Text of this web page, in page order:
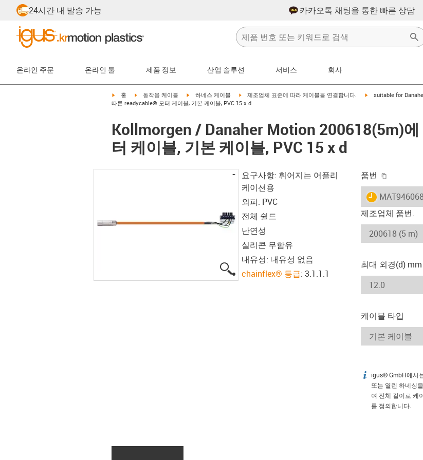
24시간 내 발송 가능 카카오톡 채팅을 통한 빠른 상담
온라인 주문 온라인 툴 제품 정보 산업 솔루션 서비스 회사
igus-icon-arrow-right
홈 igus-icon-arrow-right
동작용 케이블 igus-icon-arrow-right
하네스 케이블 igus-icon-arrow-right
제조업체 표준에 따라 케이블을 연결합니다. igus-icon-arrow-right
suitable for
따른 readycable® 모터 케이블, 기본 케이블, PVC 15 x d
Kollmorgen / Danaher Motion 200618(5m)
터 케이블, 기본 케이블, PVC 15 x d
igus-icon-lupe
요구사항: 휘어지는 어플리
케이션용
외피: PVC
전체 쉴드
난연성
실리콘 무함유
내유성: 내유성 없음
chainflex® 등급: 3.1.1.1
품번
igus-icon-
제조업체 품번.
최대 외경(d)
케이블 타입
igus-icon-info
igus® GmbH에서
또는 열린 하네싱
여 전체 길이로 케
를 정의합니다.